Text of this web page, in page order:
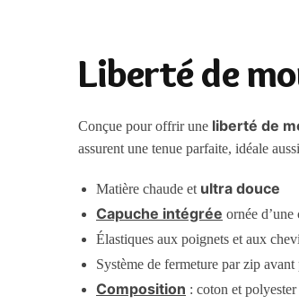
Liberté de
Conçue pour offrir une liberté de
assurent une tenue parfaite, idéale
Matière chaude et ultra douce
Capuche intégrée ornée
Élastiques aux poignets et aux
Système de fermeture par zip
Composition : coton et polyester